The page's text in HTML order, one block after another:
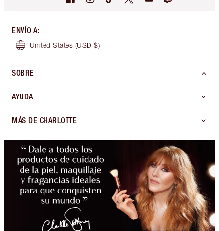
ENVÍO A:
United States (USD $)
SOBRE
AYUDA
MÁS DE CHARLOTTE